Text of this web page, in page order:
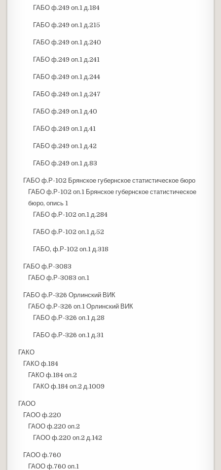
ГАБО ф.249 оп.1 д.184
ГАБО ф.249 оп.1 д.215
ГАБО ф.249 оп.1 д.240
ГАБО ф.249 оп.1 д.241
ГАБО ф.249 оп.1 д.244
ГАБО ф.249 оп.1 д.247
ГАБО ф.249 оп.1 д.40
ГАБО ф.249 оп.1 д.41
ГАБО ф.249 оп.1 д.42
ГАБО ф.249 оп.1 д.83
ГАБО ф.Р-102 Брянское губернское статистическое бюро
ГАБО ф.Р-102 оп.1 Брянское губернское статистическое
бюро, опись 1
ГАБО ф.Р-102 оп.1 д.284
ГАБО ф.Р-102 оп.1 д.52
ГАБО, ф.Р-102 оп.1 д.318
ГАБО ф.Р-3083
ГАБО ф.Р-3083 оп.1
ГАБО ф.Р-326 Орлинский ВИК
ГАБО ф.Р-326 оп.1 Орлинский ВИК
ГАБО ф.Р-326 оп.1 д.28
ГАБО ф.Р-326 оп.1 д.31
ГАКО
ГАКО ф.184
ГАКО ф.184 оп.2
ГАКО ф.184 оп.2 д.1009
ГАОО
ГАОО ф.220
ГАОО ф.220 оп.2
ГАОО ф.220 оп.2 д.142
ГАОО ф.760
ГАОО ф.760 оп.1